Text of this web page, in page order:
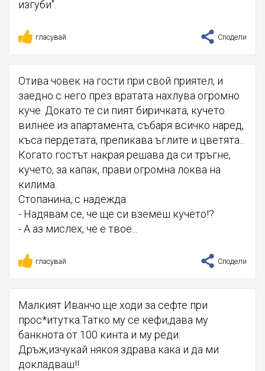
изгуби".
гласувай Сподели
Отива човек на гости при свой приятел, и
заедно с него през вратата нахлува огромно
куче. Докато те си пият биричката, кучето
вилнее из апартамента, събаря всичко наред,
къса пердетата, препикава ъглите и цветята...
Когато гостът накрая решава да си тръгне,
кучето, за капак, прави огромна локва на
килима.
Стопанина, с надежда:
- Надявам се, че ще си вземеш кучето!?
- А аз мислех, че е твое...
гласувай Сподели
Малкият Иванчо ще ходи за сефте при
прос*итутка.Татко му се кефи,дава му
банкнота от 100 кинта и му реди:
Дръж,изчукай някоя здрава кака и да ми
докладваш!!